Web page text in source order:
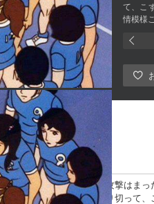
て、こ
情模様
本男子。湯島のクイック攻撃はま
った。もう勝てないと割り切って